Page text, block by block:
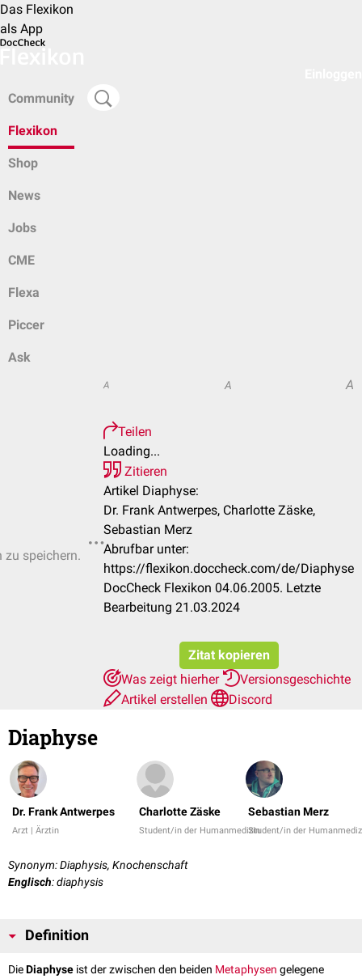
Das Flexikon
als App
Community
Flexikon
Shop
News
Jobs
CME
Flexa
Piccer
Ask
zu speichern.
A A A
Teilen
Loading...
Zitieren
Artikel Diaphyse:
Dr. Frank Antwerpes, Charlotte Zäske,
Sebastian Merz
Abrufbar unter:
https://flexikon.doccheck.com/de/Diaphyse
DocCheck Flexikon 04.06.2005. Letzte
Bearbeitung 21.03.2024
Zitat kopieren
Was zeigt hierher
Versionsgeschichte
Artikel erstellen
Discord
Diaphyse
Dr. Frank Antwerpes
Arzt | Ärztin
Charlotte Zäske
Student/in der Humanmedizin
Sebastian Merz
Student/in der
Synonym: Diaphysis, Knochenschaft
Englisch: diaphysis
Definition
DieDiaphyse ist der zwischen den beiden Metaphysen gelegene